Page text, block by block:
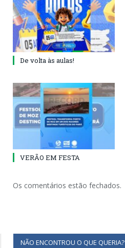
De volta às aulas!
VERÃO EM FESTA
Os comentários estão fechados.
NÃO ENCONTROU O QUE QUERIA?